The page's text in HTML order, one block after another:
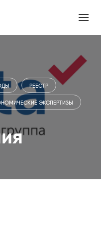
РЕЕСТР
ЭКСПЕРТИЗЫ